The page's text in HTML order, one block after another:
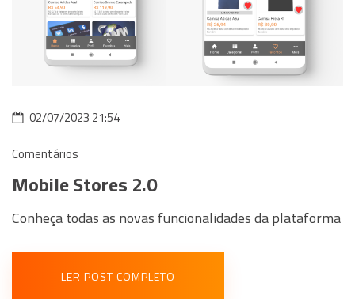
02/07/2023 21:54
Comentários
Mobile Stores 2.0
Conheça todas as novas funcionalidades da plataforma
LER POST COMPLETO